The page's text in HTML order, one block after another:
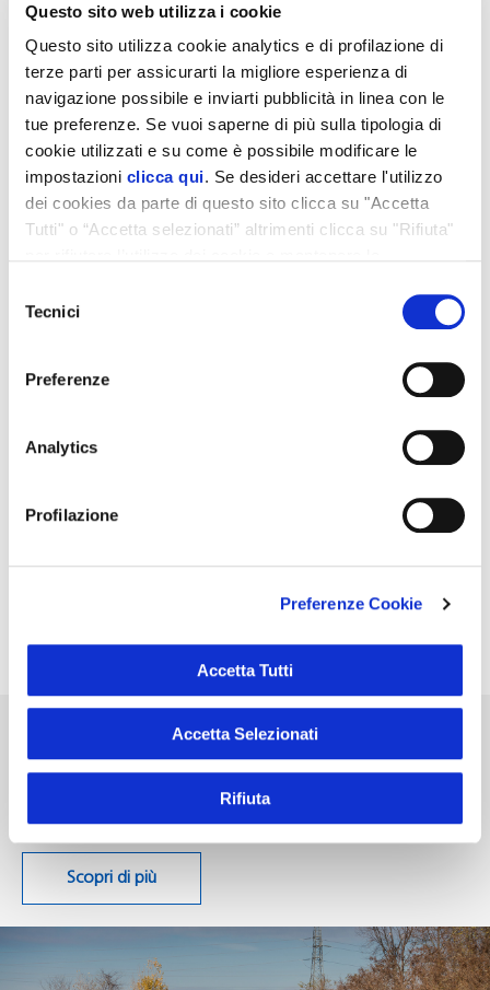
Questo sito web utilizza i cookie
Questo sito utilizza cookie analytics e di profilazione di
terze parti per assicurarti la migliore esperienza di
navigazione possibile e inviarti pubblicità in linea con le
tue preferenze. Se vuoi saperne di più sulla tipologia di
cookie utilizzati e su come è possibile modificare le
impostazioni clicca qui. Se desideri accettare l'utilizzo
dei cookies da parte di questo sito clicca su "Accetta
Tutti" o “Accetta selezionati” altrimenti clicca su "Rifiuta"
Tecnici
Preferenze
Analytics
Profilazione
Preferenze Cookie
Accetta Tutti
Accetta Selezionati
Rifiuta
EDISON
Frendy Energy è controllata da
Edison, la più antica società
energetica europea
Collegio Sindacale
Avvisi e comunicati stampa: le ultime notizie
e informazioni sulle attività e iniziative di
Scopri di più